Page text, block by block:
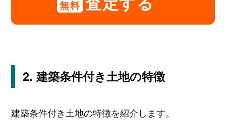
無料
建築条件付き土地の特徴
建築条件付き土地の特徴を紹介します。